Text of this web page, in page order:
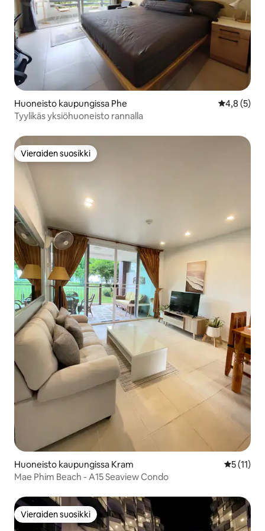
Huoneisto kaupungissa Phe
4,8 (5)
Tyylikäs yksiöhuoneisto rannalla
Vieraiden suosikki
Vieraiden suosikki
Huoneisto kaupungissa Kram
5 (11)
Mae Phim Beach - A15 Seaview Condo
Vieraiden suosikki
Vieraiden suosikki